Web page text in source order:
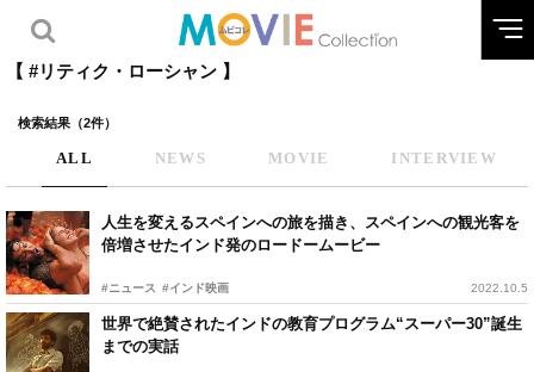
【 #リティク・ローシャン 】
検索結果（2件）
ALL NEWS MOVIE INTERVIEW
人生を変えるスペインへの旅を描き、スペインへの観光客を
倍増させたインド発のロードームービー
#ニュース #インド映画 2022.10.5
世界で絶賛されたインドの教育プログラム“スーパー30”誕生
までの実話